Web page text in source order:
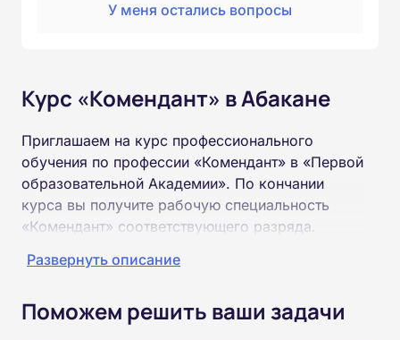
У меня остались вопросы
Курс «Комендант» в Абакане
Приглашаем на курс профессионального
обучения по профессии «Комендант» в «Первой
образовательной Академии». По кончании
курса вы получите рабочую специальность
«Комендант» соответствующего разряда.
Пройти обучение и получить удостоверение
образования (9 или 11 классов).
Развернуть описание
Поможем решить ваши задачи